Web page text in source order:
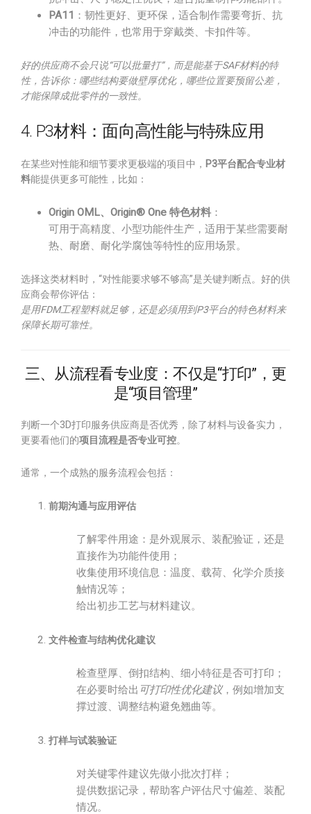
PA11 ：韧性更好、更环保，适合制作需要弯折、抗
冲击的功能件，也常用于穿戴类、卡扣件等。
好的供应商不会只说“可以批量打”，而是能基于SAF材料的特
性，告诉你：哪些结构要做壁厚优化，哪些位置要预留公差，
才能保障成批零件的一致性。
4. P3材料：面向高性能与特殊应用
在某些对性能和细节要求更极端的项目中， P3平台配合专业材
料能提供更多可能性，比如：
Origin OML、Origin® One 特色材料 ：
可用于高精度、小型功能件生产，适用于某些需要耐
热、耐磨、耐化学腐蚀等特性的应用场景。
选择这类材料时，“对性能要求够不够高”是关键判断点。好的供
应商会帮你评估：
是用FDM工程塑料就足够，还是必须用到P3平台的特色材料来
保障长期可靠性。
三、从流程看专业度：不仅是“打印”，更
是“项目管理”
判断一个3D打印服务供应商是否优秀，除了材料与设备实力，
更要看他们的项目流程是否专业可控。
通常，一个成熟的服务流程会包括：
前期沟通与应用评估
了解零件用途：是外观展示、装配验证，还是
直接作为功能件使用；
收集使用环境信息：温度、载荷、化学介质接
触情况等；
给出初步工艺与材料建议。
文件检查与结构优化建议
检查壁厚、倒扣结构、细小特征是否可打印；
在必要时给出 可打印性优化建议，例如增加支
撑过渡、调整结构避免翘曲等。
打样与试装验证
对关键零件建议先做小批次打样；
提供数据记录，帮助客户评估尺寸偏差、装配
情况。